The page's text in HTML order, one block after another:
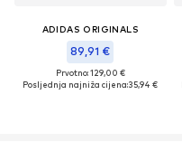
ADIDAS ORIGINALS
89,91 €
Prvotno: 129,00 €
Posljednja najniža cijena:35,94 €